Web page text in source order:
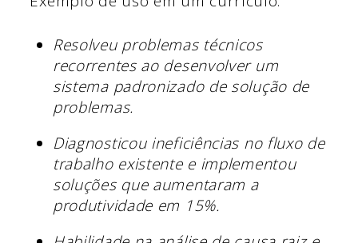
Resolveu problemas técnicos
recorrentes ao desenvolver um
sistema padronizado de solução de
problemas.
Diagnosticou ineficiências no fluxo de
trabalho existente e implementou
soluções que aumentaram a
produtividade em 15%.